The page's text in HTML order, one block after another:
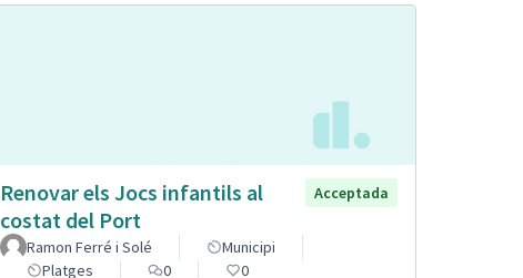
Renovar els Jocs infantils al
costat del Port
Acceptada
Ramon Ferré i Solé
Municipi
Platges
0 0